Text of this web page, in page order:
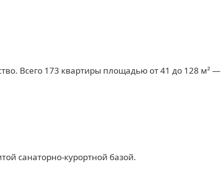
Всего 173 квартиры площадью от 41 до 128 м² —
санаторно-курортной базой.